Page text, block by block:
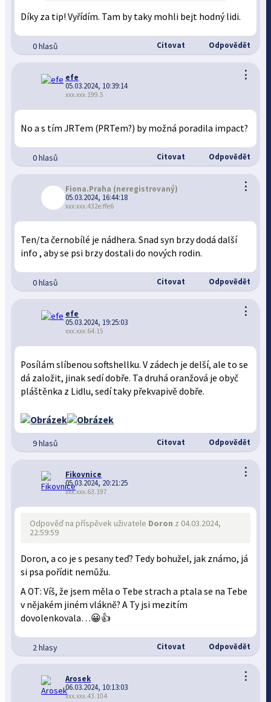
Díky za tip! Vyřídím. Tam by taky mohli bejt hodný lidi.
0 hlasů Citovat Odpovědět
⋮
efe
05.03.2024, 10:39:14
xxx.xxx.199.5
No a s tím JRTem (PRTem?) by možná poradila impact?
0 hlasů Citovat Odpovědět
⋮
Fiona.Praha (neregistrovaný)
05.03.2024, 16:44:18
xxx:xxx.432e:ffe6
Ten/ta černobílé je nádhera. Snad syn brzy dodá další
info , aby se psi brzy dostali do nových rodin.
0 hlasů Citovat Odpovědět
⋮
efe
05.03.2024, 19:25:03
xxx.xxx.64.15
Posílám slíbenou softshellku. V zádech je delší, ale to se
dá založit, jinak sedí dobře. Ta druhá oranžová je obyč
pláštěnka z Lidlu, sedí taky překvapivě dobře.
9 hlasů Citovat Odpovědět
⋮
Fikovnice
05.03.2024, 20:21:25
xxx.xxx.63.197
Odpověď na příspěvek uživatele Doron z 04.03.2024,
22:59:59
Doron, a co je s pesany teď? Tedy bohužel, jak známo, já
si psa pořídit nemůžu.
A OT: Víš, že jsem měla o Tebe strach a ptala se na Tebe
v nějakém jiném vlákně? A Ty jsi mezitím
dovolenkovala…😀👍
2 hlasy Citovat Odpovědět
⋮
Arosek
06.03.2024, 10:13:03
xxx.xxx.43.104